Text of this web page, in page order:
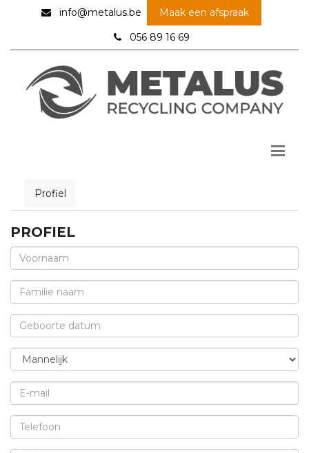
info@metalus.be
Maak een afspraak
056 89 16 69
Profiel
PROFIEL